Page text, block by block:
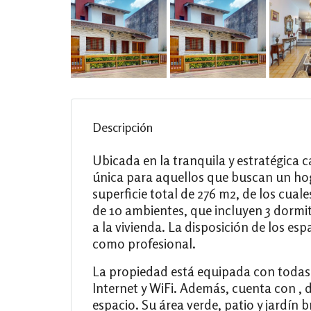
Descripción
Ubicada en la tranquila y estratégica
única para aquellos que buscan un
superficie total de 276 m2, de los
de 10 ambientes, que incluyen 3
a la vivienda. La disposición de los
como profesional.
La propiedad está equipada con
Internet y WiFi. Además, cuenta con
espacio. Su área verde, patio y jardín